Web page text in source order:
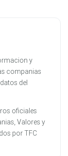
y
companias
del
oficiales
Valores y
por TFC